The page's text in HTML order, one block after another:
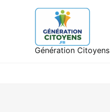
Génération Citoyens